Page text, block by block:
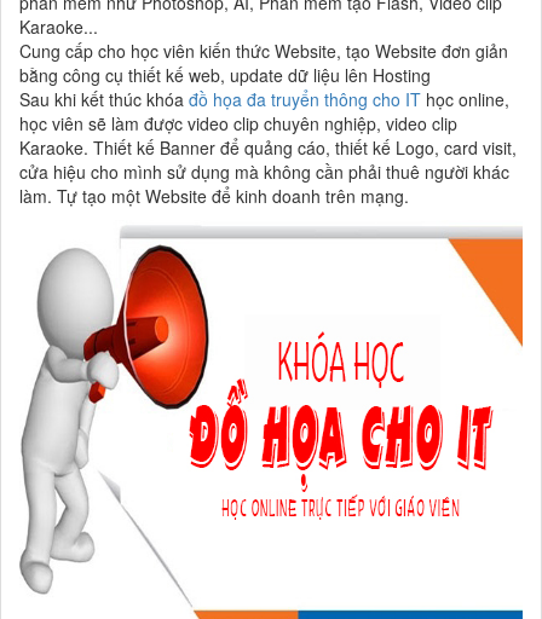
Karaoke...
Cung cấp cho học viên kiến thức Website, tạo Website đơn giản
bằng công cụ thiết kế web, update dữ liệu lên Hosting
Sau khi kết thúc khóa đồ họa đa truyển thông cho IT học online,
học viên sẽ làm được video clip chuyên nghiệp, video clip
Karaoke. Thiết kế Banner để quảng cáo, thiết kế Logo, card visit,
cửa hiệu cho mình sử dụng mà không cần phải thuê người khác
làm. Tự tạo một Website để kinh doanh trên mạng.